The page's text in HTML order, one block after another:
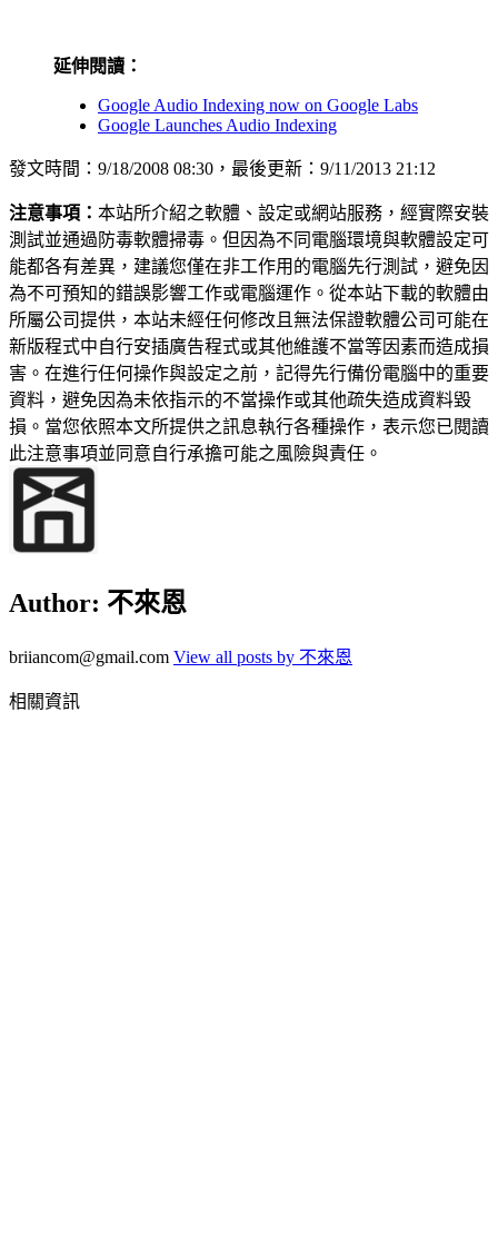
延伸閱讀：
Google Audio Indexing now on Google Labs
Google Launches Audio Indexing
發文時間：9/18/2008 08:30，最後更新：9/11/2013 21:12
注意事項： 本站所介紹之軟體、設定或網站服務，經實際安裝
測試並通過防毒軟體掃毒。但因為不同電腦環境與軟體設定可
能都各有差異，建議您僅在非工作用的電腦先行測試，避免因
為不可預知的錯誤影響工作或電腦運作。從本站下載的軟體由
所屬公司提供，本站未經任何修改且無法保證軟體公司可能在
新版程式中自行安插廣告程式或其他維護不當等因素而造成損
害。在進行任何操作與設定之前，記得先行備份電腦中的重要
資料，避免因為未依指示的不當操作或其他疏失造成資料毀
損。當您依照本文所提供之訊息執行各種操作，表示您已閱讀
此注意事項並同意自行承擔可能之風險與責任。
Author: 不來恩
briiancom@gmail.com View all posts by 不來恩
相關資訊